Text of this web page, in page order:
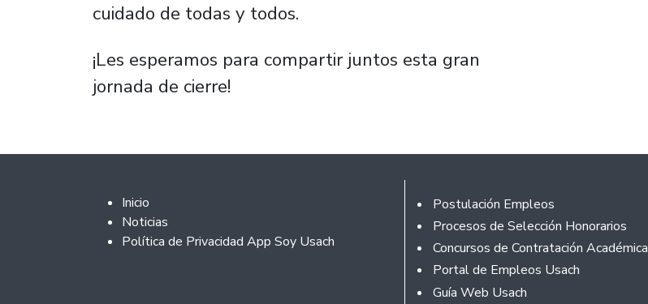
cuidado de todas y todos.
¡Les esperamos para compartir juntos esta gran
jornada de cierre!
Footer 2
Inicio
Noticias
Política de Privacidad App Soy Usach
Footer
Postulación Empleos
Procesos de Selección Honorarios
Concursos de Contratación Académica
Portal de Empleos Usach
Guía Web Usach